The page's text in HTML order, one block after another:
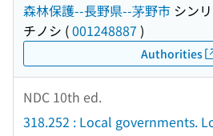
森林保護--長野県--茅野市 シン
チノシ (001248887 )
Authorities
NDC 10th ed.
318.252 : Local governments.